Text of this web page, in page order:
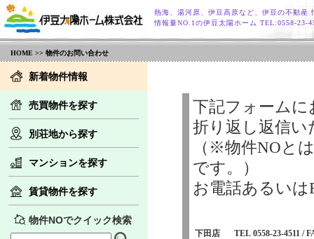
熱海、湯河原、伊豆高原など、伊豆の不動産
情報量NO.1の伊豆太陽ホーム TEL:0558-23-
HOME >> 物件のお問い合わせ
新着物件情報
売買物件を探す
別荘地から探す
マンションを探す
賃貸物件を探す
物件NOでクイック検索
下記フォーム
折り返し返信い
（※物件NOと
です。）
お電話あるい
下田店
TEL 0558-23-4511 /